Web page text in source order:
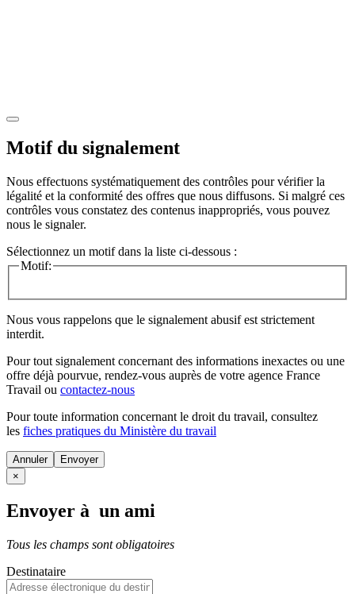
Motif du signalement
Nous effectuons systématiquement des contrôles pour vérifier la
légalité et la conformité des offres que nous diffusons. Si malgré ces
contrôles vous constatez des contenus inappropriés, vous pouvez
nous le signaler.
Sélectionnez un motif dans la liste ci-dessous :
Motif:
Nous vous rappelons que le signalement abusif est strictement
interdit.
Pour tout signalement concernant des informations inexactes ou une
offre déjà pourvue, rendez-vous auprès de votre agence France
Travail ou contactez-nous
Pour toute information concernant le droit du travail, consultez
les fiches pratiques du Ministère du travail
Annuler
×
Envoyer à un ami
Tous les champs sont obligatoires
Destinataire